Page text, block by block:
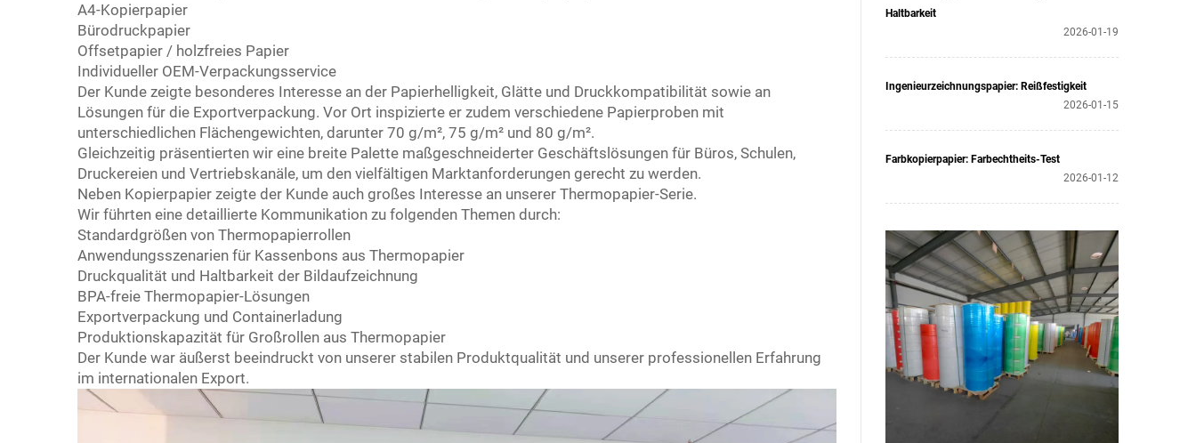
A4-Kopierpapier
Bürodruckpapier
Offsetpapier / holzfreies Papier
Individueller OEM-Verpackungsservice
Der Kunde zeigte besonderes Interesse an der Papierhelligkeit, Glätte und Druckkompatibilität sowie an
Lösungen für die Exportverpackung. Vor Ort inspizierte er zudem verschiedene Papierproben mit
unterschiedlichen Flächengewichten, darunter 70 g/m², 75 g/m² und 80 g/m².
Gleichzeitig präsentierten wir eine breite Palette maßgeschneiderter Geschäftslösungen für Büros, Schulen,
Druckereien und Vertriebskanäle, um den vielfältigen Marktanforderungen gerecht zu werden.
Neben Kopierpapier zeigte der Kunde auch großes Interesse an unserer Thermopapier-Serie.
Wir führten eine detaillierte Kommunikation zu folgenden Themen durch:
Standardgrößen von Thermopapierrollen
Anwendungsszenarien für Kassenbons aus Thermopapier
Druckqualität und Haltbarkeit der Bildaufzeichnung
BPA-freie Thermopapier-Lösungen
Exportverpackung und Containerladung
Produktionskapazität für Großrollen aus Thermopapier
Der Kunde war äußerst beeindruckt von unserer stabilen Produktqualität und unserer professionellen Erfahrung
im internationalen Export.
Haltbarkeit
2026-01-19
Ingenieurzeichnungspapier: Reißfestigkeit
2026-01-15
Farbkopierpapier: Farbechtheits-Test
2026-01-12